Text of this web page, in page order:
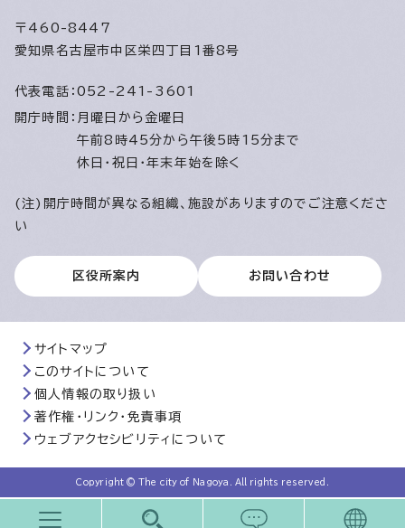
〒460-8447
愛知県名古屋市中区栄四丁目1番8号
代表電話： 052-241-3601
開庁時間： 月曜日から金曜日
午前8時45分から午後5時15分まで
休日・祝日・年末年始を除く
(注)開庁時間が異なる組織、施設がありますのでご注意くださ
い
区役所案内 お問い合わせ
サイトマップ
このサイトについて
個人情報の取り扱い
著作権・リンク・免責事項
ウェブアクセシビリティについて
Copyright © The city of Nagoya. All rights reserved.